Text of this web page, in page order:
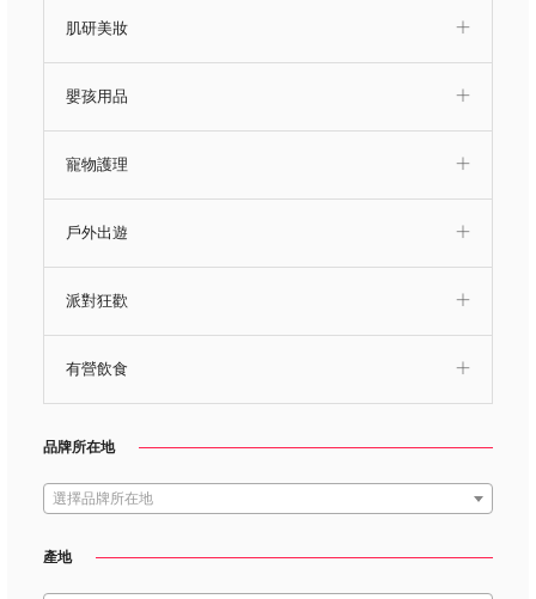
肌研美妝
嬰孩用品
寵物護理
戶外出遊
派對狂歡
有營飲食
品牌所在地
選擇品牌所在地
產地